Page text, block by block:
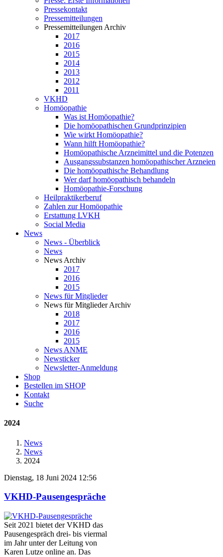
Pressekontakt
Pressemitteilungen
Pressemitteilungen Archiv
2017
2016
2015
2014
2013
2012
2011
VKHD
Homöopathie
Was ist Homöopathie?
Die homöopathischen Grundprinzipien
Wie wirkt Homöopathie?
Wann hilft Homöopathie?
Homöopathische Arzneimittel und die Potenzen
Ausgangssubstanzen homöopathischer Arzneien
Die homöopathische Behandlung
Wer darf homöopathisch behandeln
Homöopathie-Forschung
Heilpraktikerberuf
Zahlen zur Homöopathie
Erstattung LVKH
Social Media
News
News - Überblick
News
News Archiv
2017
2016
2015
News für Mitglieder
News für Mitglieder Archiv
2018
2017
2016
2015
News ANME
Newsticker
Newsletter-Anmeldung
Shop
Bestellen im SHOP
Kontakt
Suche
2024
News
News
2024
Dienstag, 18 Juni 2024 12:56
VKHD-Pausengespräche
Seit 2021 bietet der VKHD das
Pausengespräch drei- bis viermal
im Jahr unter der Leitung von
Karen Lutze online an. Das